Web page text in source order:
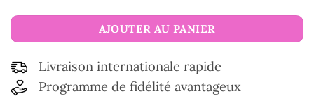
AJOUTER AU PANIER
Livraison internationale rapide
Programme de fidélité avantageux